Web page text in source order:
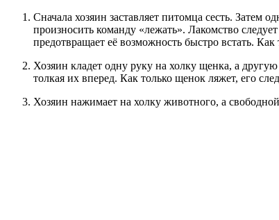
Сначала хозяин заставляет питомца сесть. Затем
произносить команду «лежать». Лакомство
предотвращает её возможность быстро встать.
Хозяин кладет одну руку на холку щенка, а
толкая их вперед. Как только щенок ляжет, его
Хозяин нажимает на холку животного, а